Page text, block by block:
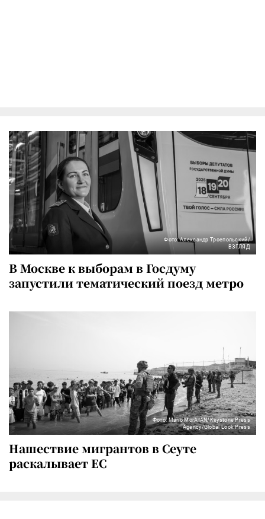
Фото: Александр Троепольский/
ВЗГЛЯД
В Москве к выборам в Госдуму
запустили тематический поезд метро
Фото: Mario MorAfAN/Keystone Press
Agency/Global Look Press
Нашествие мигрантов в Сеуте
раскалывает ЕС